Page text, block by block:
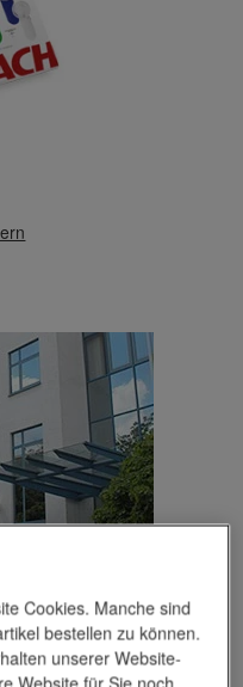
im Werbeartikel-Markt.
tagtäglich zugute,
Werbedruckund
Cookies. Manche sind
bestellen zu können.
unserer Website-